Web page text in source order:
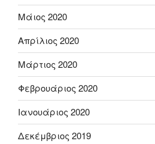
Μάιος 2020
Απρίλιος 2020
Μάρτιος 2020
Φεβρουάριος 2020
Ιανουάριος 2020
Δεκέμβριος 2019